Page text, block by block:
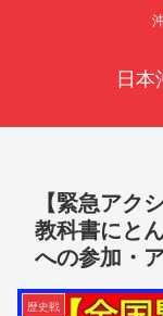
日本
【緊急アク
教科書にと
への参加・
歴史戦